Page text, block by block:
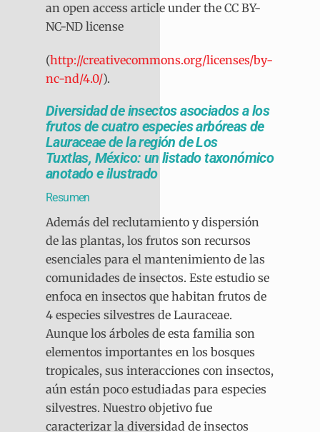
an open access article under the CC BY-
NC-ND license
(http://creativecommons.org/licenses/by-
nc-nd/4.0/).
Diversidad de insectos asociados a los
frutos de cuatro especies arbóreas de
Lauraceae de la región de Los
Tuxtlas, México: un listado taxonómico
anotado e ilustrado
Resumen
Además del reclutamiento y dispersión
de las plantas, los frutos son recursos
esenciales para el mantenimiento de las
comunidades de insectos. Este estudio se
enfoca en insectos que habitan frutos de
4 especies silvestres de Lauraceae.
Aunque los árboles de esta familia son
elementos importantes en los bosques
tropicales, sus interacciones con insectos,
aún están poco estudiadas para especies
silvestres. Nuestro objetivo fue
caracterizar la diversidad de insectos